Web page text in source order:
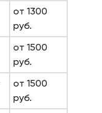
от 1300
руб.
от 1500
руб.
от 1500
руб.